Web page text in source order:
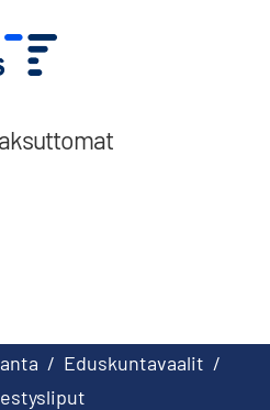
/ Eduskuntavaalit /